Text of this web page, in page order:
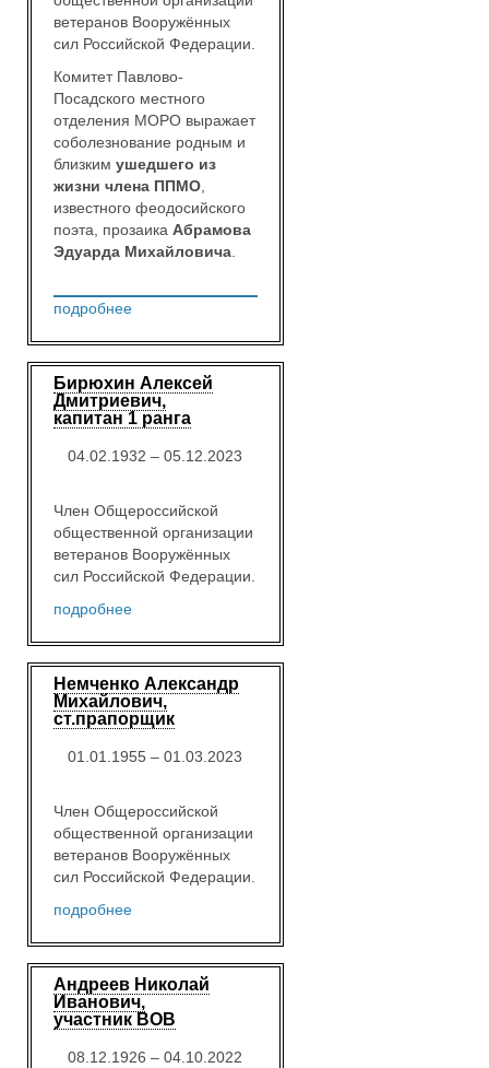
ветеранов Вооружённых
сил Российской Федерации.
Комитет Павлово-
Посадского местного
отделения МОРО выражает
соболезнование родным и
близким ушедшего из
жизни члена ППМО,
известного феодосийского
поэта, прозаика Абрамова
Эдуарда Михайловича.
подробнее
Бирюхин Алексей
Дмитриевич,
капитан 1 ранга
04.02.1932 – 05.12.2023
Член Общероссийской
общественной организации
ветеранов Вооружённых
сил Российской Федерации.
подробнее
Немченко Александр
Михайлович,
ст.прапорщик
01.01.1955 – 01.03.2023
Член Общероссийской
общественной организации
ветеранов Вооружённых
сил Российской Федерации.
подробнее
Андреев Николай
Иванович,
участник ВОВ
08.12.1926 – 04.10.2022